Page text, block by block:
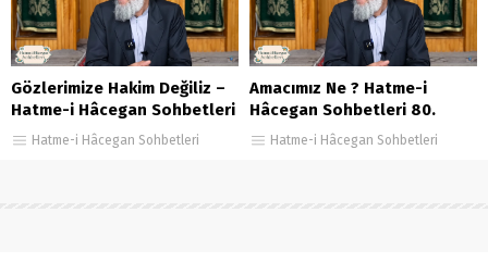
Gözlerimize Hakim Değiliz –
Hatme-i Hâcegan Sohbetleri
64. Bölüm
Hatme-i Hâcegan Sohbetleri
Amacımız Ne ? Hatme-i
Hâcegan Sohbetleri 80.
BölümHatme-i Hâcegan Sohbetleri